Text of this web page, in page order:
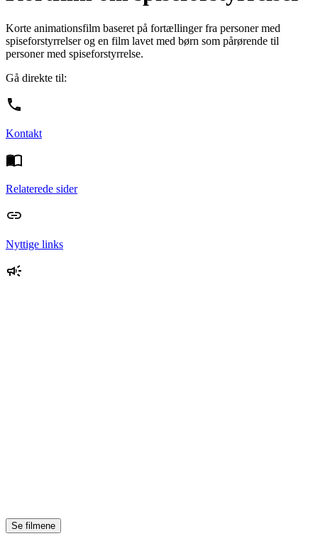
Korte animationsfilm baseret på fortællinger fra personer med
spiseforstyrrelser og en film lavet med børn som pårørende til
personer med spiseforstyrrelse.
Gå direkte til:
Kontakt
Relaterede sider
Nyttige links
Se filmene